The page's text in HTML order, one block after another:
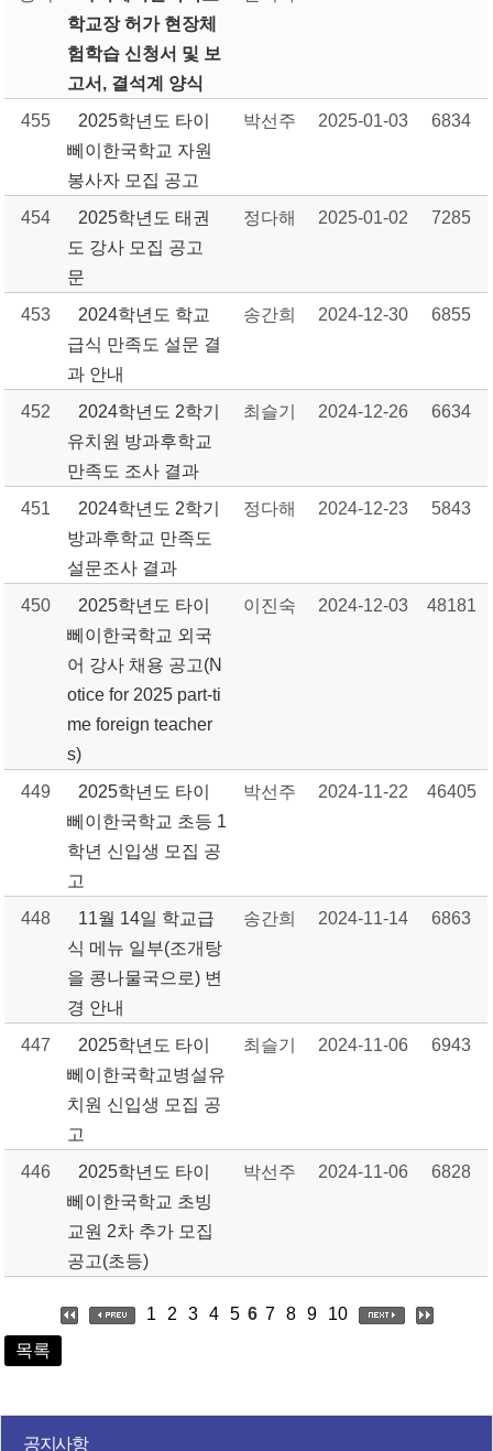
학교장 허가 현장체
험학습 신청서 및 보
고서, 결석계 양식
455
2025학년도 타이
뻬이한국학교 자원
봉사자 모집 공고
박선주 2025-01-03 6834
454
2025학년도 태권
도 강사 모집 공고
문
정다해 2025-01-02 7285
453
2024학년도 학교
급식 만족도 설문 결
과 안내
송간희 2024-12-30 6855
452
2024학년도 2학기
유치원 방과후학교
만족도 조사 결과
최슬기 2024-12-26 6634
451
2024학년도 2학기
방과후학교 만족도
설문조사 결과
정다해 2024-12-23 5843
450
2025학년도 타이
뻬이한국학교 외국
어 강사 채용 공고(N
otice for 2025 part-ti
me foreign teacher
s)
이진숙 2024-12-03 48181
449
2025학년도 타이
뻬이한국학교 초등 1
학년 신입생 모집 공
고
박선주 2024-11-22 46405
448
11월 14일 학교급
식 메뉴 일부(조개탕
을 콩나물국으로) 변
경 안내
송간희 2024-11-14 6863
447
2025학년도 타이
뻬이한국학교병설유
치원 신입생 모집 공
고
최슬기 2024-11-06 6943
446
2025학년도 타이
뻬이한국학교 초빙
교원 2차 추가 모집
공고(초등)
박선주 2024-11-06 6828
1 2 3 4 5 6 7 8 9
10
목록
공지사항